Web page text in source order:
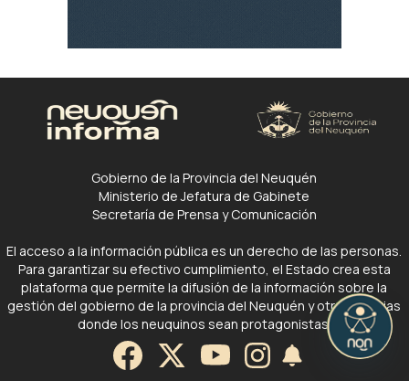
Gobierno de la Provincia del Neuquén
Ministerio de Jefatura de Gabinete
Secretaría de Prensa y Comunicación
El acceso a la información pública es un derecho de las personas.
Para garantizar su efectivo cumplimiento, el Estado crea esta
plataforma que permite la difusión de la información sobre la
gestión del gobierno de la provincia del Neuquén y otras noticias
donde los neuquinos sean protagonistas.